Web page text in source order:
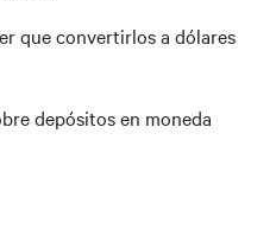
que convertirlos a dólares
depósitos en moneda